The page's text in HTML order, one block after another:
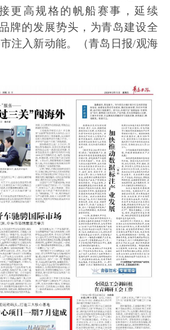
更高规格的帆船赛事，延续
牌的发展势头，为青岛建设全
注入新动能。（青岛日报/观海